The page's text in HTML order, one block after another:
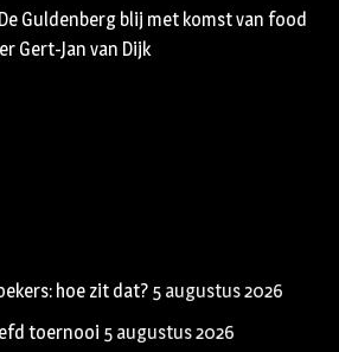
Guldenberg blij met komst van food
Gert-Jan van Dijk
hoe zit dat? 5 augustus 2026
toernooi 5 augustus 2026